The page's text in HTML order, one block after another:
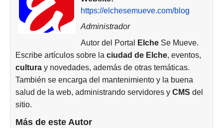
https://elchesemueve.com/blog
Administrador
Autor del Portal
ElcheSe Mueve.
Escribe artículos sobre la ciudad de Elche, eventos,
cultura y novedades, además de otras temáticas.
También se encarga del mantenimiento y la buena
salud de la web, administrando servidores y CMS del
sitio.
Más de este Autor